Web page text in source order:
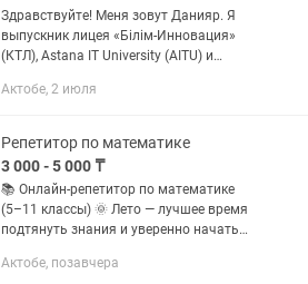
Здравствуйте! Меня зовут Данияр. Я
выпускник лицея «Білім-Инновация»
(КТЛ), Astana IT University (AITU) и
Уже более 5 лет я занимаюсь
Актобе, 2 июля
Репетитор по математике
3 000 - 5 000 ₸
📚 Онлайн-репетитор по математике
(5–11 классы) 🌞 Лето — лучшее время
подтянуть знания и уверенно начать
выучить формулы, а понять
Актобе, позавчера